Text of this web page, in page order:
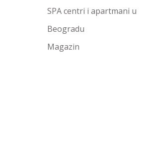
SPA centri i apartmani u
Beogradu
Magazin